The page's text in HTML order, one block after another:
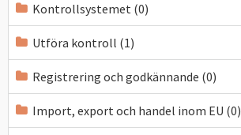
Kontrollsystemet (0)
Utföra kontroll (1)
Registrering och godkännande (0)
Import, export och handel inom EU (0)